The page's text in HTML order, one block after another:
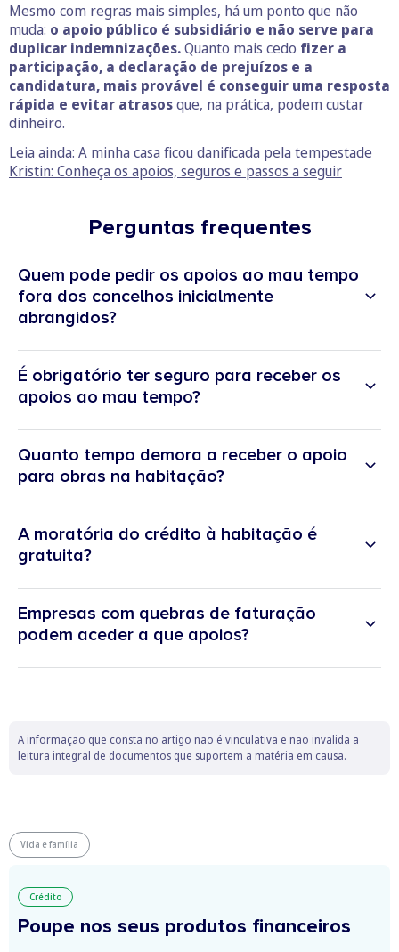
Mesmo com regras mais simples, há um ponto que não
muda: o apoio público é subsidiário e não serve para
duplicar indemnizações.Quanto mais cedo fizer a
participação, a declaração de prejuízos e a
candidatura, mais provável é conseguir uma resposta
rápida e evitar atrasosque, na prática, podem custar
dinheiro.
Leia ainda: A minha casa ficou danificada pela tempestade
Kristin: Conheça os apoios, seguros e passos a seguir
Perguntas frequentes
Quem pode pedir os apoios ao mau tempo
fora dos concelhos inicialmente
abrangidos?
É obrigatório ter seguro para receber os
apoios ao mau tempo?
Quanto tempo demora a receber o apoio
para obras na habitação?
A moratória do crédito à habitação é
gratuita?
Empresas com quebras de faturação
podem aceder a que apoios?
A informação que consta no artigo não é vinculativa e não invalida a
leitura integral de documentos que suportem a matéria em causa.
Vida e família
Crédito
Poupe nos seus produtos financeiros